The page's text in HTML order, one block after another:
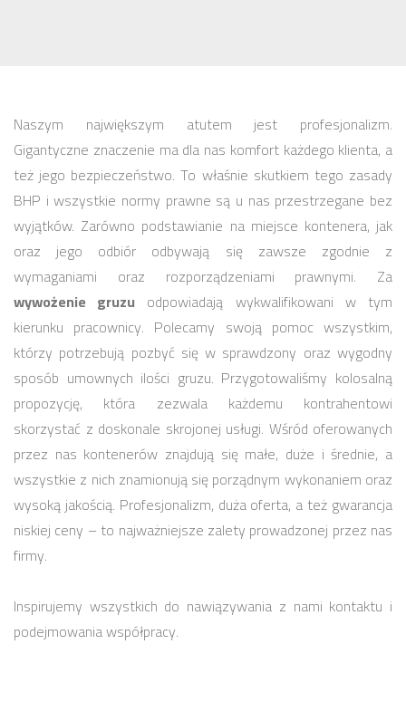
Naszym największym atutem jest profesjonalizm.
Gigantyczne znaczenie ma dla nas komfort każdego klienta, a
też jego bezpieczeństwo. To właśnie skutkiem tego zasady
BHP i wszystkie normy prawne są u nas przestrzegane bez
wyjątków. Zarówno podstawianie na miejsce kontenera, jak
oraz jego odbiór odbywają się zawsze zgodnie z
wymaganiami oraz rozporządzeniami prawnymi. Za
wywożenie gruzu odpowiadają wykwalifikowani w tym
kierunku pracownicy. Polecamy swoją pomoc wszystkim,
którzy potrzebują pozbyć się w sprawdzony oraz wygodny
sposób umownych ilości gruzu. Przygotowaliśmy kolosalną
propozycję, która zezwala każdemu kontrahentowi
skorzystać z doskonale skrojonej usługi. Wśród oferowanych
przez nas kontenerów znajdują się małe, duże i średnie, a
wszystkie z nich znamionują się porządnym wykonaniem oraz
wysoką jakością. Profesjonalizm, duża oferta, a też gwarancja
niskiej ceny – to najważniejsze zalety prowadzonej przez nas
firmy.
Inspirujemy wszystkich do nawiązywania z nami kontaktu i
podejmowania współpracy.